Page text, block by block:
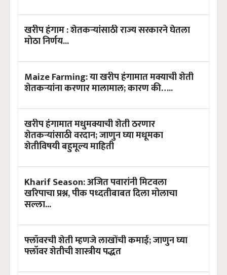
खरीप हंगाम : शेतकऱ्यांसाठी राज्य सरकारने घेतला
मोठा निर्णय...
Maize Farming: या खरीप हंगामात मक्याची शेती
शेतकऱ्यांना करणार मालामाल; कारण की…..
खरीप हंगामात मधुमक्याची शेती ठरणार
शेतकऱ्यांसाठी वरदान; जाणुन घ्या मधूमका
शेतीविषयी बहुमूल्य माहिती
Kharif Season: अजित पवारांनी मिटवला
खरिपाचा प्रश्न, पीक पध्दतीबाबत दिला मोलाचा
सल्ला...
फ्लॉवरची शेती म्हणजे लाखोंची कमाई; जाणुन घ्या
फ्लॉवर शेतीची शास्त्रीय पद्धत